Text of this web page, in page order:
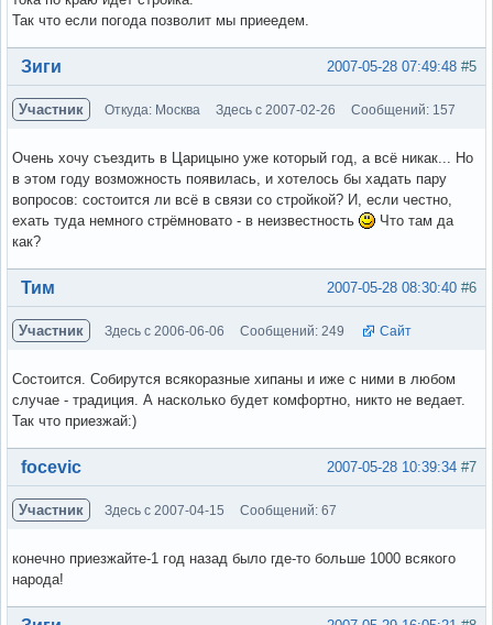
Так что если погода позволит мы приеедем.
Вне форума #5
2007-05-28 07:49:48
Зиги
Участник Откуда: Москва Здесь с 2007-02-26 Сообщений: 157
Очень хочу съездить в Царицыно уже который год, а всё никак... Но
в этом году возможность появилась, и хотелось бы хадать пару
вопросов: состоится ли всё в связи со стройкой? И, если честно,
ехать туда немного стрёмновато - в неизвестность
Что там да
как?
Вне форума #6
2007-05-28 08:30:40
Тим
Участник Здесь с 2006-06-06 Сообщений: 249 Сайт
Состоится. Собирутся всякоразные хипаны и иже с ними в любом
случае - традиция. А насколько будет комфортно, никто не ведает.
Так что приезжай:)
Вне форума #7
2007-05-28 10:39:34
focevic
Участник Здесь с 2007-04-15 Сообщений: 67
конечно приезжайте-1 год назад было где-то больше 1000 всякого
народа!